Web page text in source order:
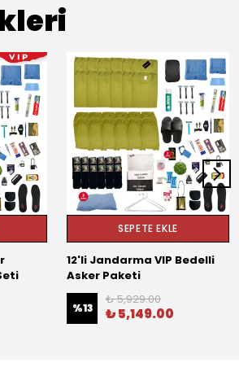
SEPETE EKLE
12'li Jandarma VIP Bedelli
Asker Paketi
%13
₺ 5,929.00
₺ 5,149.00